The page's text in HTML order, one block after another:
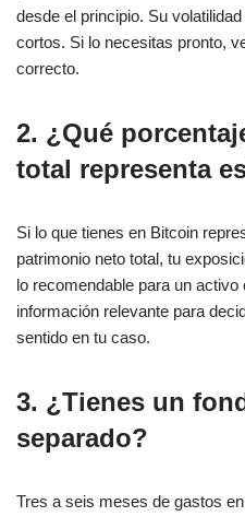
desde el principio. Su
cortos. Si lo necesitas pronto,
correcto.
2. ¿Qué
total representa
Si lo que tienes en Bitcoin
patrimonio neto total, tu
lo recomendable para un
información relevante para
sentido en tu caso.
3. ¿Tienes un
separado?
Tres a seis meses de gastos